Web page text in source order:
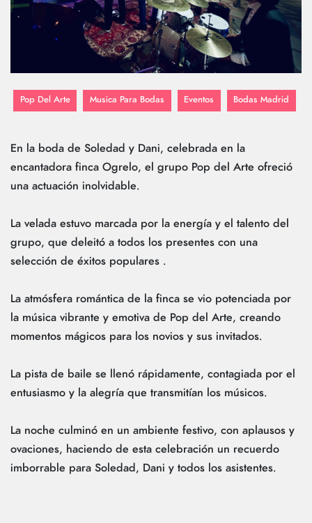
Pop Del Arte Musica Para Bodas Eventos Bodas Madrid
En la boda de Soledad y Dani, celebrada en la
encantadora finca Ogrelo, el grupo Pop del Arte ofreció
una actuación inolvidable.
La velada estuvo marcada por la energía y el talento del
grupo, que deleitó a todos los presentes con una
selección de éxitos populares .
La atmósfera romántica de la finca se vio potenciada por
la música vibrante y emotiva de Pop del Arte, creando
momentos mágicos para los novios y sus invitados.
La pista de baile se llenó rápidamente, contagiada por el
entusiasmo y la alegría que transmitían los músicos.
La noche culminó en un ambiente festivo, con aplausos y
ovaciones, haciendo de esta celebración un recuerdo
imborrable para Soledad, Dani y todos los asistentes.